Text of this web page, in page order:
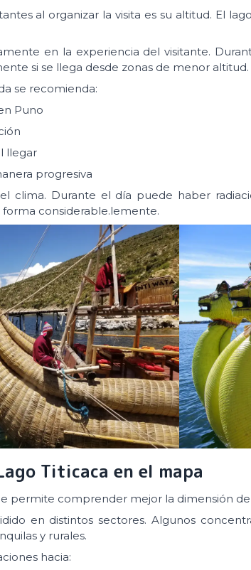
al organizar la visita es su altitud. El
en la experiencia del visitante.
si se llega desde zonas de menor altitud.
se recomienda:
Puno
llegar
progresiva
clima. Durante el día puede haber
considerable.lemente.
Titicaca en el mapa
permite comprender mejor la dimensión
en distintos sectores. Algunos
y rurales.
hacia: